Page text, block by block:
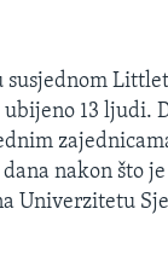
susjednom
13 ljudi.
nakon što
Univerzitetu